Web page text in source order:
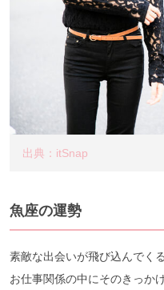
出典：itSnap
魚座の運勢
素敵な出会いが飛び込んでく
お仕事関係の中にそのきっか